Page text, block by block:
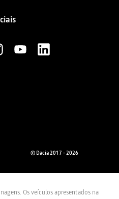
© Dacia 2017 - 2026
Os veículos apresentados na